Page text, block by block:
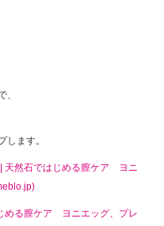
、
します。
天然石ではじめる膣ケア ヨニ
める膣ケア ヨニエッグ、プレ